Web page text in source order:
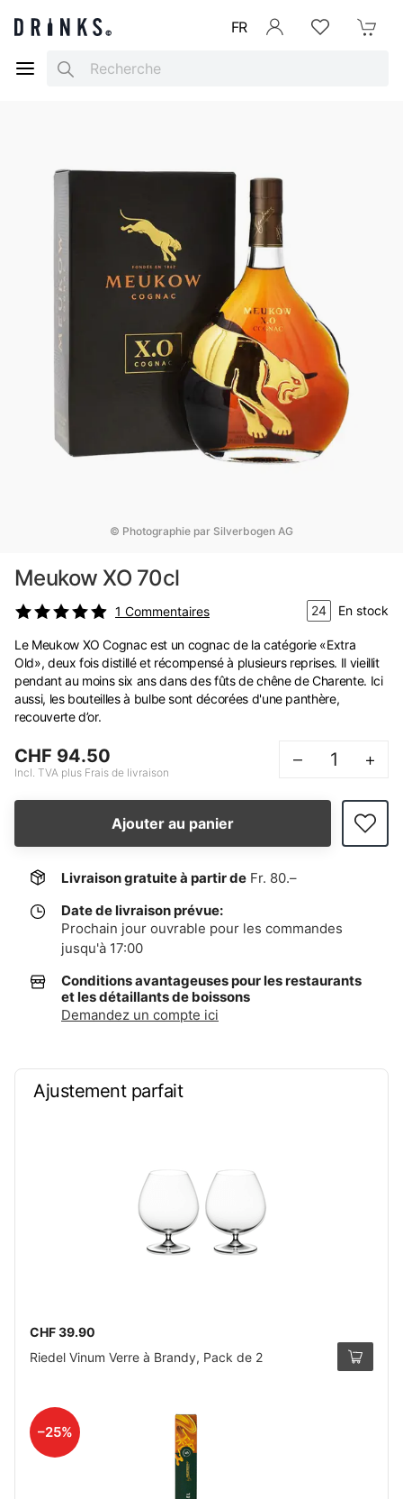
FR
Search
© Photographie par Silverbogen AG
Meukow XO 70cl
1 Commentaires 24 En stock
Le Meukow XO Cognac est un cognac de la catégorie «Extra
Old», deux fois distillé et récompensé à plusieurs reprises. Il vieillit
pendant au moins six ans dans des fûts de chêne de Charente. Ici
aussi, les bouteilles à bulbe sont décorées d'une panthère,
recouverte d’or.
CHF 94.50
Incl. TVA plus Frais de livraison
– +
Ajouter au panier
Livraison gratuite à partir de Fr. 80.–
Date de livraison prévue:
Prochain jour ouvrable pour les commandes
jusqu'à 17:00
Conditions avantageuses pour les restaurants
et les détaillants de boissons
Demandez un compte ici
Ajustement parfait
CHF 39.90
Riedel Vinum Verre à Brandy, Pack de 2
–25%